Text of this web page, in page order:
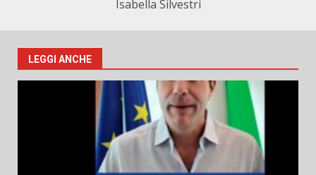
Isabella Silvestri
LEGGI ANCHE